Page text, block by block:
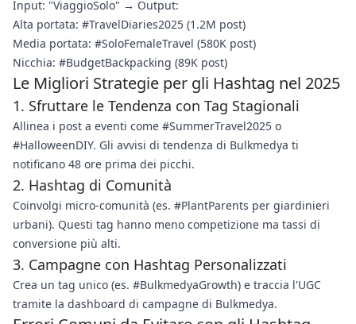
Input: "ViaggioSolo" → Output:
Alta portata: #TravelDiaries2025 (1.2M post)
Media portata: #SoloFemaleTravel (580K post)
Nicchia: #BudgetBackpacking (89K post)
Le Migliori Strategie per gli Hashtag nel 2025
1. Sfruttare le Tendenza con Tag Stagionali
Allinea i post a eventi come #SummerTravel2025 o
#HalloweenDIY. Gli avvisi di tendenza di Bulkmedya ti
notificano 48 ore prima dei picchi.
2. Hashtag di Comunità
Coinvolgi micro-comunità (es. #PlantParents per giardinieri
urbani). Questi tag hanno meno competizione ma tassi di
conversione più alti.
3. Campagne con Hashtag Personalizzati
Crea un tag unico (es. #BulkmedyaGrowth) e traccia l'UGC
tramite la dashboard di campagne di Bulkmedya.